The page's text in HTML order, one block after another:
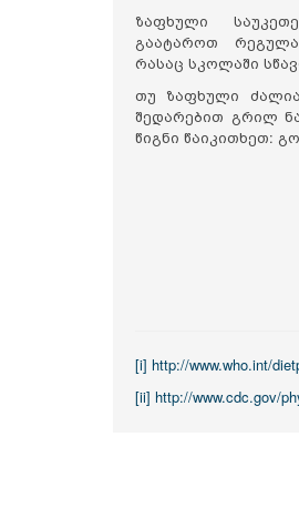
ზაფხული
გაატაროთ
რასაც სკოლაში
თუ ზაფხული
შედარებით გრილ
წიგნი წაიკითხეთ:
[i] http://www.who.int/
[ii] http://www.cdc.gov/